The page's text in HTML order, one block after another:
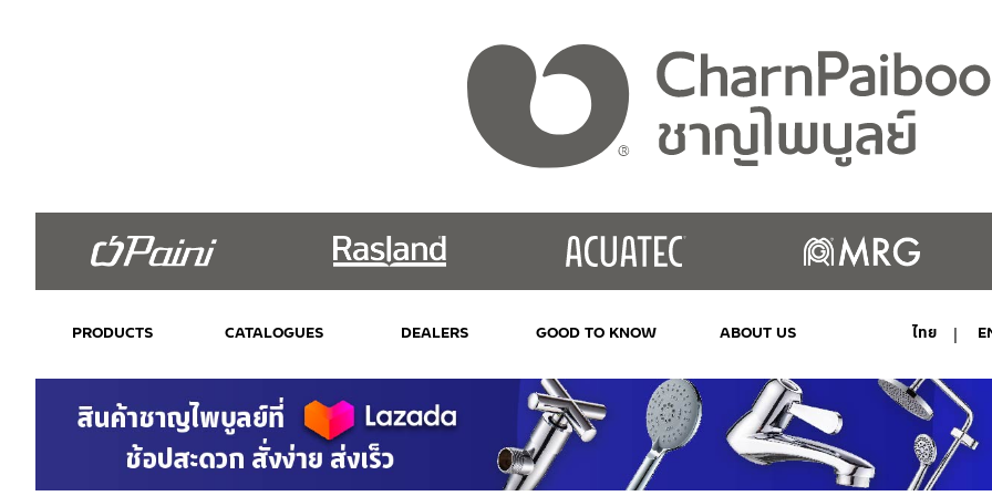
PRODUCTS CATALOGUES DEALERS GOOD TO KNOW ABOUT US ไทย